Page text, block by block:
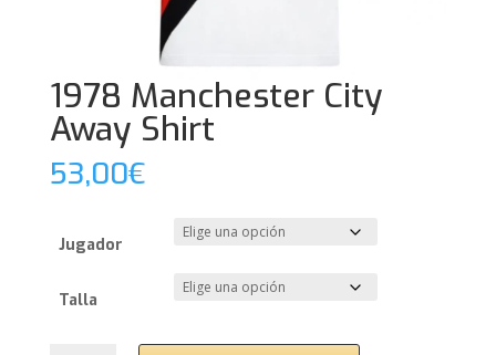
1978 Manchester City
Away Shirt
53,00€
Jugador
Talla